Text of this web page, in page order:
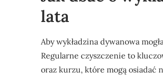
lata
Aby wykładzina dywanowa
Regularne czyszczenie to
oraz kurzu, które mogą osiadać